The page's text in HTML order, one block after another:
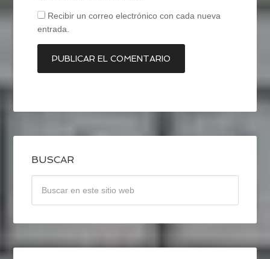
Recibir un correo electrónico con cada nueva
entrada.
BUSCAR